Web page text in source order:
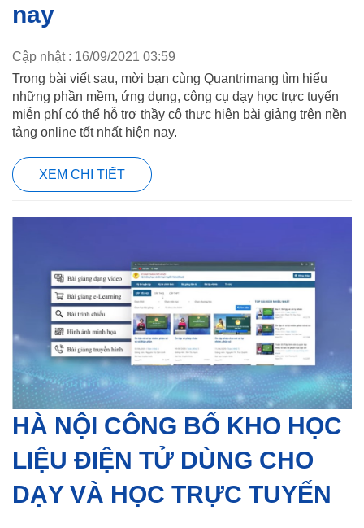
nay
Cập nhật : 16/09/2021 03:59
Trong bài viết sau, mời bạn cùng Quantrimang tìm hiểu
những phần mềm, ứng dụng, công cụ dạy học trực tuyến
miễn phí có thể hỗ trợ thầy cô thực hiện bài giảng trên nền
tảng online tốt nhất hiện nay.
XEM CHI TIẾT
HÀ NỘI CÔNG BỐ KHO HỌC
LIỆU ĐIỆN TỬ DÙNG CHO
DẠY VÀ HỌC TRỰC TUYẾN